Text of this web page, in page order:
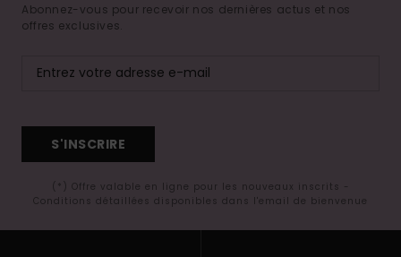
Abonnez-vous pour recevoir nos dernières actus et nos
offres exclusives.
S'INSCRIRE
(*) Offre valable en ligne pour les nouveaux inscrits -
Conditions détaillées disponibles dans l'email de bienvenue